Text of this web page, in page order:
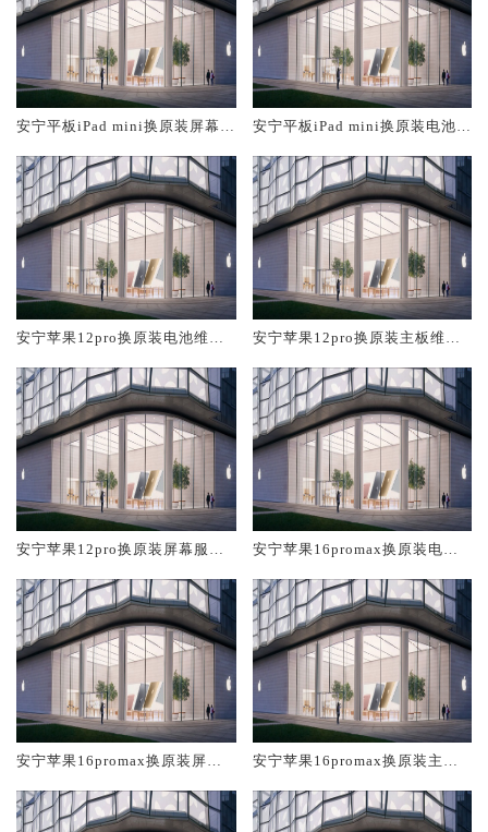
安宁平板iPad mini换原装屏幕服
安宁平板iPad mini换原装电池维
安宁苹果12pro换原装电池维修
安宁苹果12pro换原装主板维修
安宁苹果12pro换原装屏幕服务
安宁苹果16promax换原装电池
安宁苹果16promax换原装屏幕
安宁苹果16promax换原装主板